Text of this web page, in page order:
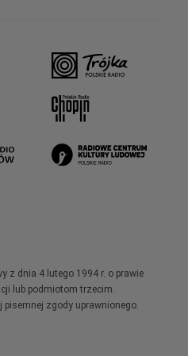
z dnia 4 lutego 1994 r. o prawie
lub podmiotom trzecim.
pisemnej zgody uprawnionego.